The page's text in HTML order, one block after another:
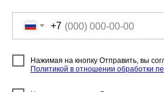
+7
Нажимая на кнопку Отправить, вы
Политикой в отношении обработки